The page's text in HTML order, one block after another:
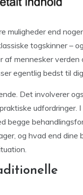
muligheder end
togskinner –
af mennesker verden
egentlig bedst til
Det involverer
udfordringer.
begge
og hvad end dine